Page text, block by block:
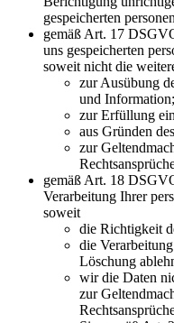
gespeicherten
gemäß Art. 17
uns gespeicherten
soweit nicht die
zur Ausübung
und Information;
zur Erfüllung
aus Gründen
zur
gemäß Art. 18
Verarbeitung Ihrer
soweit
die Richtigkeit
die
Löschung
wir die Daten
zur